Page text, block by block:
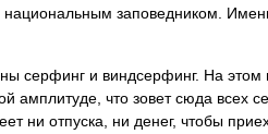
заповедником.
серфинг и виндсерфинг. На этом
амплитуде, что зовет сюда
ни отпуска, ни денег, чтобы